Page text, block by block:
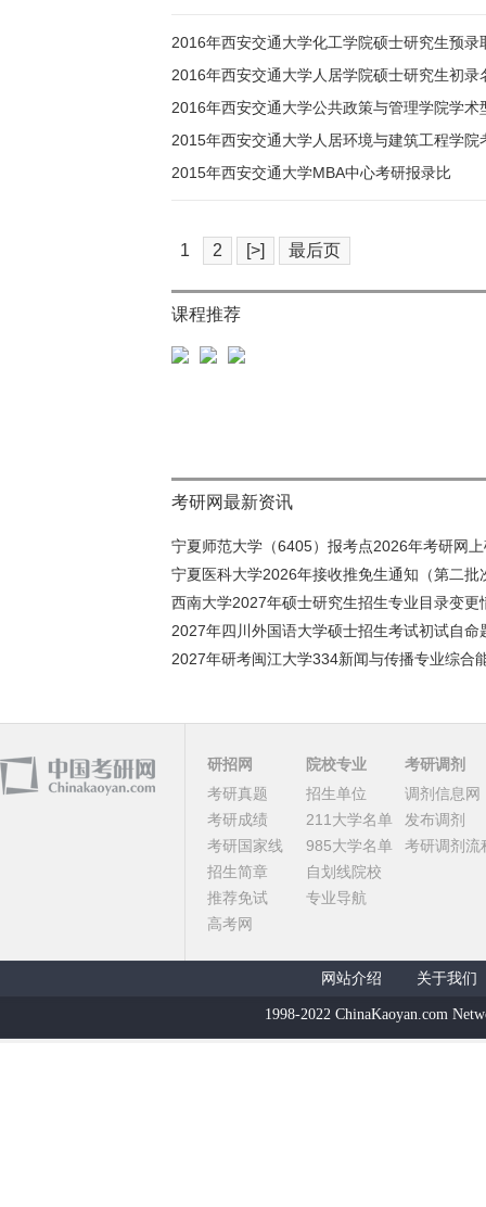
2016年西安交通大学化工学院硕士研究生预录
2016年西安交通大学人居学院硕士研究生初录
2016年西安交通大学公共政策与管理学院学
2015年西安交通大学人居环境与建筑工程学院
2015年西安交通大学MBA中心考研报录比
1 2 [>] 最后页
课程推荐
考研网最新资讯
宁夏师范大学（6405）报考点2026年考研网
宁夏医科大学2026年接收推免生通知（第二批
西南大学2027年硕士研究生招生专业目录变更
2027年四川外国语大学硕士招生考试初试自命
2027年研考闽江大学334新闻与传播专业综合
研招网
考研真题
考研成绩
考研国家线
招生简章
推荐免试
高考网
院校专业
招生单位
211大学名单
985大学名单
自划线院校
专业导航
考研调剂
调剂信息网
发布调剂
考研调剂流
网站介绍 关于我们
1998-2022 ChinaKaoyan.com